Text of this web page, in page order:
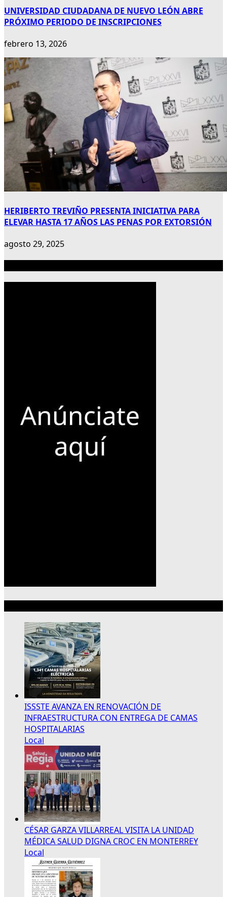
UNIVERSIDAD CIUDADANA DE NUEVO LEÓN ABRE
PRÓXIMO PERIODO DE INSCRIPCIONES
febrero 13, 2026
HERIBERTO TREVIÑO PRESENTA INICIATIVA PARA
ELEVAR HASTA 17 AÑOS LAS PENAS POR EXTORSIÓN
agosto 29, 2025
ISSSTE AVANZA EN RENOVACIÓN DE
INFRAESTRUCTURA CON ENTREGA DE CAMAS
HOSPITALARIAS
Local
CÉSAR GARZA VILLARREAL VISITA LA UNIDAD
MÉDICA SALUD DIGNA CROC EN MONTERREY
Local